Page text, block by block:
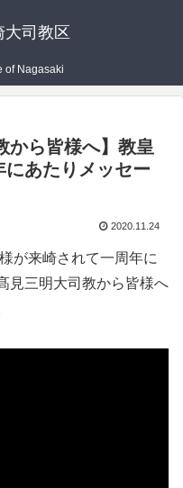
大司教区
of Nagasaki
ら皆様へ】教皇
あたりメッセー
2020.11.24
が来崎されて一周年に
見三明大司教から皆様へ